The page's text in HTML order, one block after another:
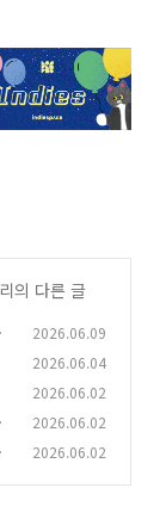
의 다른 글
2026.06.09
2026.06.04
2026.06.02
2026.06.02
2026.06.02